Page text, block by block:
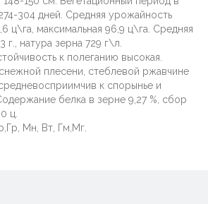
304 дней. Средняя урожайность
ц\га, максимальная 96,9 ц\га. Средняя
г., натура зерна 729 г\л.
к полеганию высокая.
плесени, стеблевой ржавчине
к спорынье и
белка в зерне 9,27 %, сбор
ц.
Мн, Вт, Гм,Мг.